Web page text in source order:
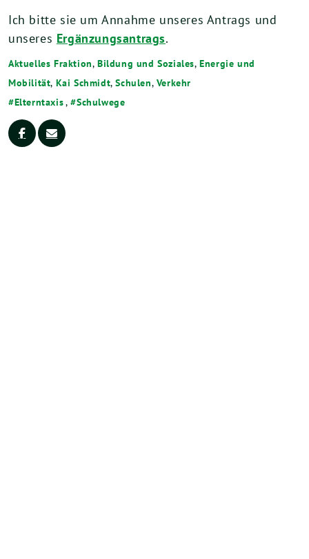
Ich bitte sie um Annahme unseres Antrags und
unseres Ergänzungsantrags.
Aktuelles Fraktion,Bildung und Soziales,Energie und
Mobilität, Kai Schmidt,Schulen, Verkehr
Elterntaxis, Schulwege